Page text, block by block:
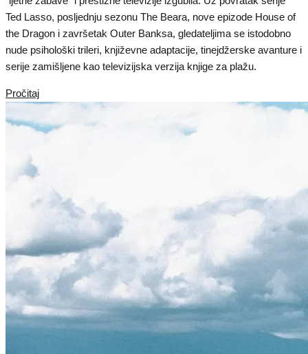
Ted Lasso, posljednju sezonu The Beara, nove epizode House of
the Dragon i završetak Outer Banksa, gledateljima se istodobno
nude psihološki trileri, književne adaptacije, tinejdžerske avanture i
serije zamišljene kao televizijska verzija knjige za plažu.
Pročitaj